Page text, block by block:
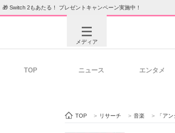
🎁 Switch 2もあたる！ プレゼントキャンペーン実施中！
メディア
TOP ニュース エンタメ
TOP > リサーチ > 音楽 > 「アン